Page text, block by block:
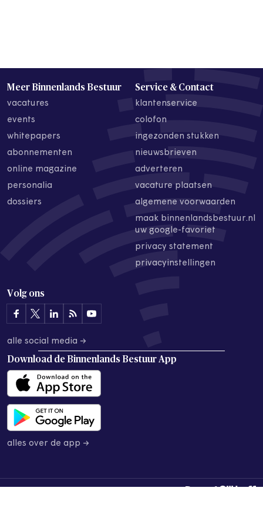
Meer Binnenlands Bestuur
vacatures
events
whitepapers
abonnementen
online magazine
personalia
dossiers
Service & Contact
klantenservice
colofon
ingezonden stukken
nieuwsbrieven
adverteren
vacature plaatsen
algemene voorwaarden
maak binnenlandsbestuur.nl
uw google-favoriet
privacy statement
privacyinstellingen
Volg ons
alle social media →
Download de Binnenlands Bestuur App
alles over de app →